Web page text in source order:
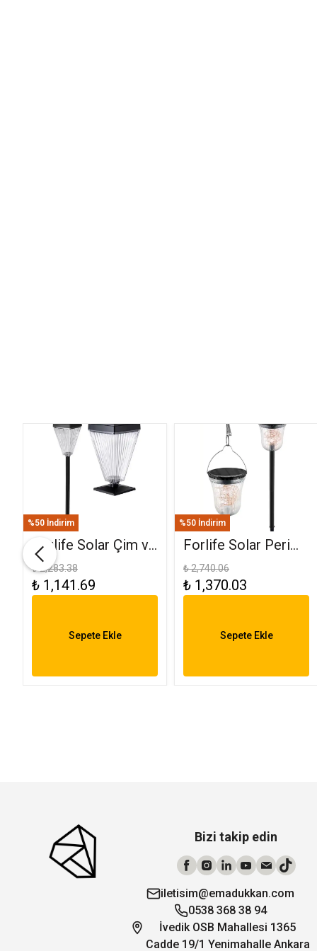
%50 İndirim
Forlife Solar Çim ve
Set Üstü Armatür
15W FL-3283
₺ 2,283.38
₺ 1,141.69
Sepete Ekle
%50 İndirim
Forlife Solar Peri
Ledli Bahçe
Aydınlatma
₺ 2,740.06
₺ 1,370.03
Sepete Ekle
Bizi takip edin
iletisim@emadukkan.com
0538 368 38 94
İvedik OSB Mahallesi 1365
Cadde 19/1 Yenimahalle Ankara